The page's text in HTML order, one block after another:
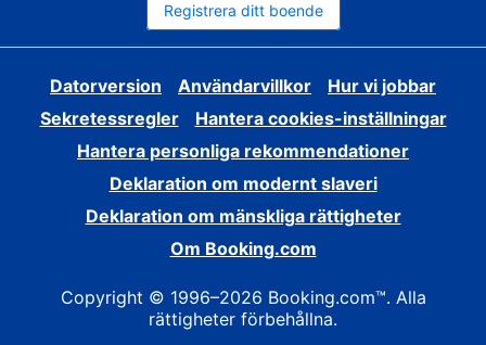
Registrera ditt boende
Datorversion Användarvillkor
Hur vi jobbar
Sekretessregler
Hantera cookies-inställningar
Hantera personliga rekommendationer
Deklaration om modernt slaveri
Deklaration om mänskliga rättigheter
Om Booking.com
Copyright © 1996–2026 Booking.com™. Alla
rättigheter förbehållna.